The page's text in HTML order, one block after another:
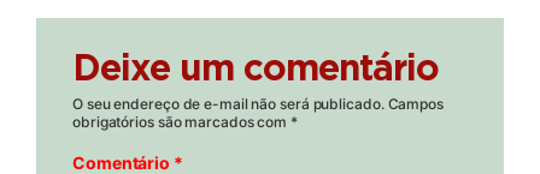
Deixe um comentário
O seu endereço de e-mail não será publicado. Campos
obrigatórios são marcados com *
Comentário *